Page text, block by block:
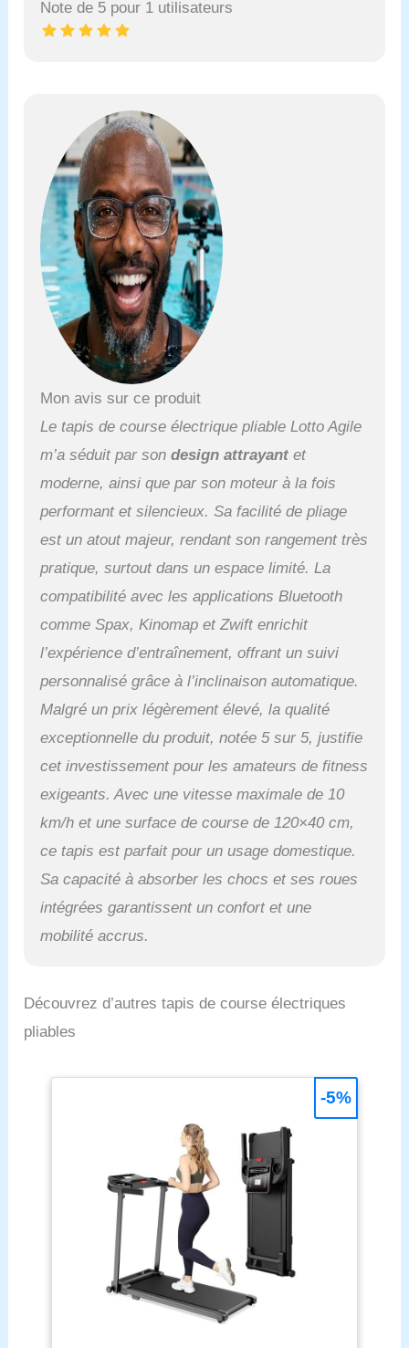
Note de 5 pour 1 utilisateurs
Mon avis sur ce produit
Le tapis de course électrique pliable Lotto Agile
m’a séduit par sondesign attrayant et
moderne, ainsi que par son moteur à la fois
performant et silencieux. Sa facilité de pliage
est un atout majeur, rendant son rangement très
pratique, surtout dans un espace limité. La
compatibilité avec les applications Bluetooth
comme Spax, Kinomap et Zwift enrichit
l’expérience d’entraînement, offrant un suivi
personnalisé grâce à l’inclinaison automatique.
Malgré un prix légèrement élevé, la qualité
exceptionnelle du produit, notée 5 sur 5, justifie
cet investissement pour les amateurs de fitness
exigeants. Avec une vitesse maximale de 10
km/h et une surface de course de 120×40 cm,
ce tapis est parfait pour un usage domestique.
Sa capacité à absorber les chocs et ses roues
intégrées garantissent un confort et une
mobilité accrus.
Découvrez d’autres tapis de course électriques
pliables
-5%